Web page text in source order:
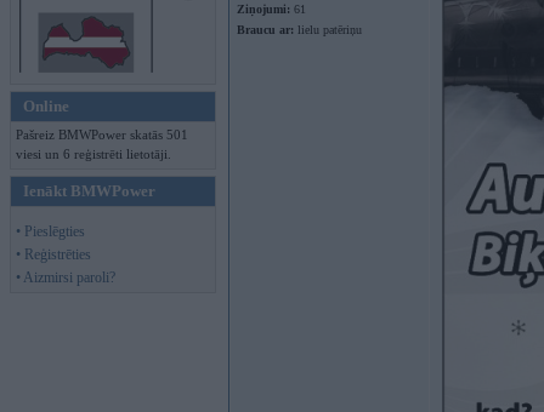
Online
Pašreiz BMWPower skatās 501
viesi un 6 reģistrēti lietotāji.
Ienākt BMWPower
• Pieslēgties
• Reģistrēties
• Aizmirsi paroli?
Ziņojumi: 61
Braucu ar: lielu patēriņu